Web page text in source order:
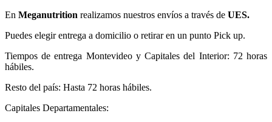
En Meganutrition realizamos nuestros envíos a través de UES.
Puedes elegir entrega a domicilio o retirar en un punto Pick up.
Tiempos de entrega Montevideo y Capitales del Interior: 72 horas
hábiles.
Resto del país: Hasta 72 horas hábiles.
Capitales Departamentales: